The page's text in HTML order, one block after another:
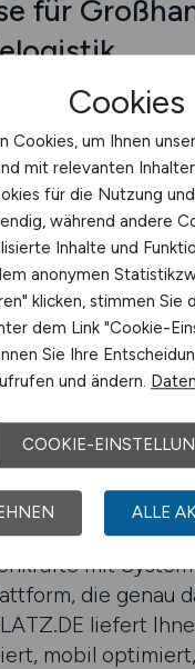
für
alle Bereiche der
– von operativ bis
Großlager.
Ihnen, Ihre
Stellen dort zu
werden – in
der sich auf die
anfordern – wir
Versandhandel.
mit
die genau
liefert
mobil
Cookies
Cookies, um Ihnen
mit relevanten
für die Nutzung
während andere
Inhalte und
anonymen
klicken, stimmen Sie
dem Link "Cookie-
Sie Ihre
und ändern.
COOKIE-
ALLE